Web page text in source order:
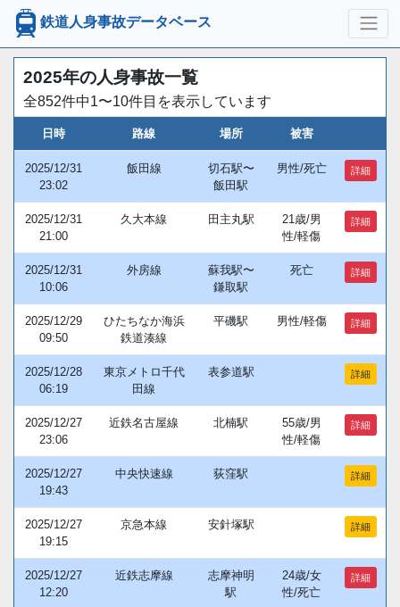
鉄道人身事故データベース
2025年の人身事故一覧
全852件中1〜10件目を表示しています
日時 路線 場所 被害
2025/12/31
23:02
飯田線
切石駅〜
飯田駅
男性/死亡 詳細
2025/12/31
21:00
久大本線 田主丸駅
21歳/男
性/軽傷
詳細
2025/12/31
10:06
外房線
蘇我駅〜
鎌取駅
死亡 詳細
2025/12/29
09:50
ひたちなか海浜
鉄道湊線
平磯駅 男性/軽傷 詳細
2025/12/28
06:19
東京メトロ千代
田線
表参道駅 詳細
2025/12/27
23:06
近鉄名古屋線 北楠駅
55歳/男
性/軽傷
詳細
2025/12/27
19:43
中央快速線 荻窪駅 詳細
2025/12/27
19:15
京急本線 安針塚駅 詳細
2025/12/27
12:20
近鉄志摩線
志摩神明
駅
24歳/女
性/死亡
詳細